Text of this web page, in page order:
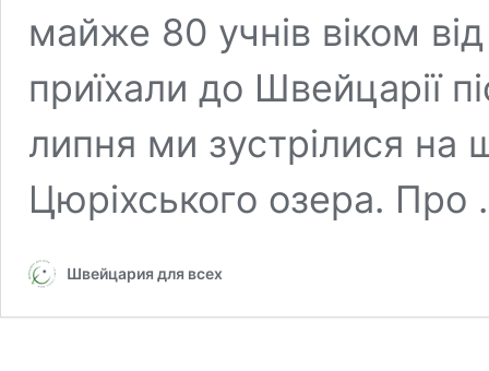
майже 80 учнів віком
приїхали до Швейцарії
липня ми зустрілися на
Цюріхського озера.
Швейцария для всех